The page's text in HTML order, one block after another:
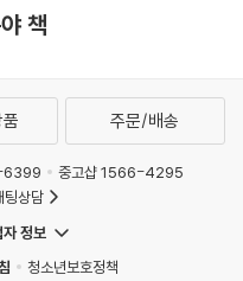
책
주문/배송
6399
중고샵 1566-4295
상담
정보
청소년보호정책